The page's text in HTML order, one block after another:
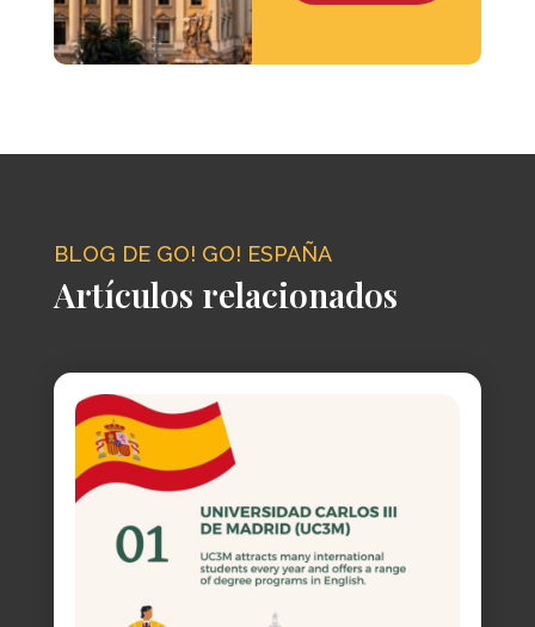
BLOG DE GO! GO! ESPAÑA
Artículos relacionados